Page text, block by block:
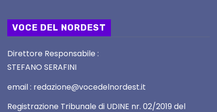
VOCE DEL NORDEST
Direttore Responsabile :
STEFANO SERAFINI
email : redazione@vocedelnordest.it
Registrazione Tribunale di UDINE nr. 02/2019 del